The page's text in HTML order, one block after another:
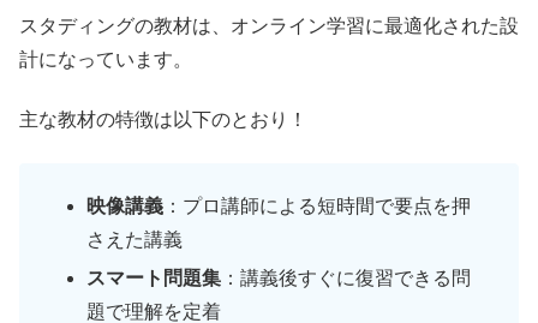
スタディングの教材は、オンライン学習に最適化された設
計になっています。
主な教材の特徴は以下のとおり！
映像講義 ：プロ講師による短時間で要点を押
さえた講義
スマート問題集 ：講義後すぐに復習できる問
題で理解を定着